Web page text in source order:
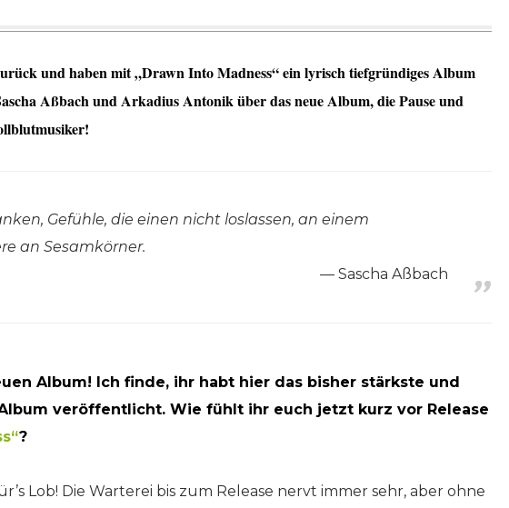
und haben mit „Drawn Into Madness“ ein lyrisch tiefgründiges Album
Aßbach und Arkadius Antonik über das neue Album, die Pause und
Gefühle, die einen nicht loslassen, an einem
an Sesamkörner.
Sascha Aßbach
Album! Ich finde, ihr habt hier das bisher stärkste und
veröffentlicht. Wie fühlt ihr euch jetzt kurz vor Release
?
Lob! Die Warterei bis zum Release nervt immer sehr, aber ohne